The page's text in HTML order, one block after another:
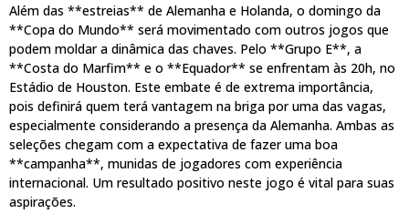
Além das **estreias** de Alemanha e Holanda, o domingo da
**Copa do Mundo** será movimentado com outros jogos que
podem moldar a dinâmica das chaves. Pelo **Grupo E**, a
**Costa do Marfim** e o **Equador** se enfrentam às 20h, no
Estádio de Houston. Este embate é de extrema importância,
pois definirá quem terá vantagem na briga por uma das vagas,
especialmente considerando a presença da Alemanha. Ambas as
seleções chegam com a expectativa de fazer uma boa
**campanha**, munidas de jogadores com experiência
internacional. Um resultado positivo neste jogo é vital para suas
aspirações.